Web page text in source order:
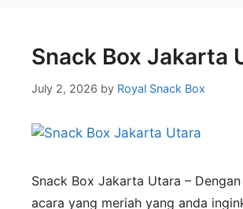
Snack Box Jakarta
July 2, 2026 by Royal Snack Box
Snack Box Jakarta Utara –
acara yang meriah yang anda